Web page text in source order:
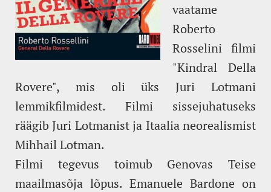
vaatame
Roberto
Rosselini filmi
"Kindral Della
Rovere", mis oli üks Juri Lotmani
lemmikfilmidest. Filmi sissejuhatuseks
räägib Juri Lotmanist ja Itaalia neorealismist
Mihhail Lotman.
Filmi tegevus toimub Genovas Teise
maailmasõja lõpus. Emanuele Bardone on